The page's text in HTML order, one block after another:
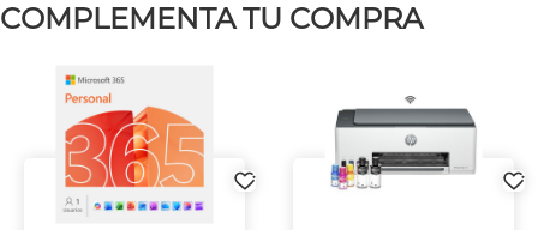
COMPLEMENTA TU COMPRA